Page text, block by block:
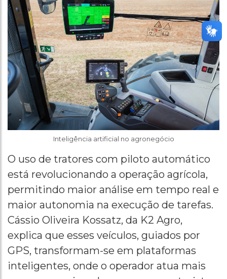
Inteligência artificial no agronegócio
O uso de tratores com piloto automático
está revolucionando a operação agrícola,
permitindo maior análise em tempo real e
maior autonomia na execução de tarefas.
Cássio Oliveira Kossatz, da K2 Agro,
explica que esses veículos, guiados por
GPS, transformam-se em plataformas
inteligentes, onde o operador atua mais